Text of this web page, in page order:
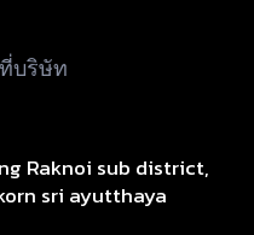
บริษัท
Raknoi sub district,
sri ayutthaya